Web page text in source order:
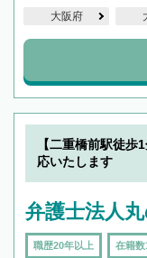
大阪府
【二重橋前駅徒
応いたします
弁護士法人
職歴20年以上 在籍数